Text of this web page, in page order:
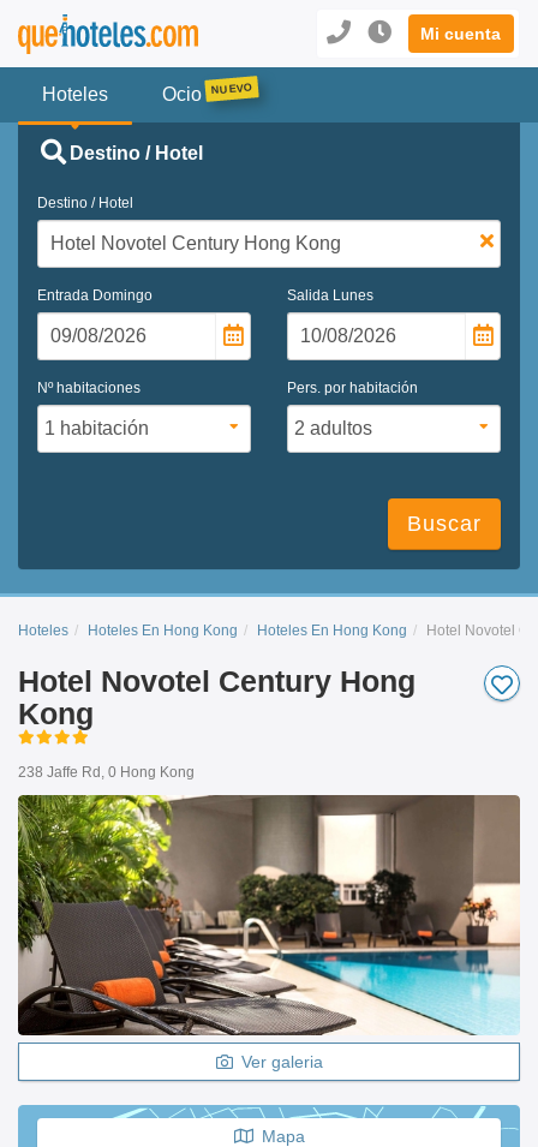
Mi cuenta
Hoteles Ocio
Destino / Hotel
Destino / Hotel
Entrada Domingo Salida Lunes
Nº habitaciones Pers. por habitación
Buscar
Hoteles Hoteles En Hong Kong Hoteles En Hong Kong Hotel Novotel
Hotel Novotel Century Hong
Kong
238 Jaffe Rd, 0 Hong Kong
Ver galeria
Mapa